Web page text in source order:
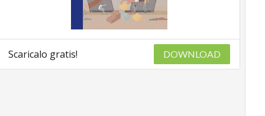
Scaricalo gratis! DOWNLOAD